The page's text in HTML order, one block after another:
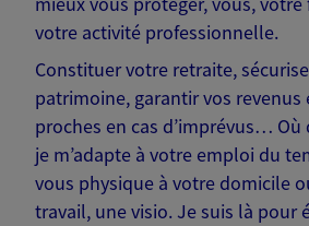
votre activité professionnelle.
Constituer votre retraite,
patrimoine, garantir vos revenus
proches en cas d’imprévus… Où
je m’adapte à votre emploi du
vous physique à votre domicile
travail, une visio. Je suis là pour